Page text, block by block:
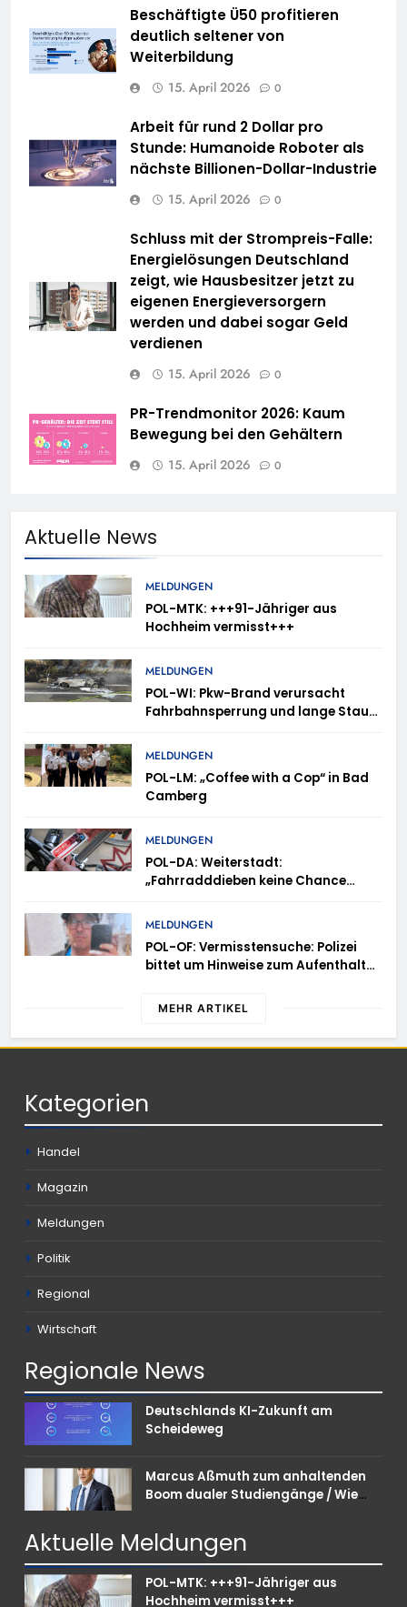
Beschäftigte Ü50 profitieren
deutlich seltener von
Weiterbildung
15. April 2026 0
Arbeit für rund 2 Dollar pro
Stunde: Humanoide Roboter als
nächste Billionen-Dollar-Industrie
15. April 2026 0
Schluss mit der Strompreis-Falle:
Energielösungen Deutschland
zeigt, wie Hausbesitzer jetzt zu
eigenen Energieversorgern
werden und dabei sogar Geld
verdienen
15. April 2026 0
PR-Trendmonitor 2026: Kaum
Bewegung bei den Gehältern
15. April 2026 0
Aktuelle News
MELDUNGEN
POL-MTK: +++91-Jähriger aus
Hochheim vermisst+++
MELDUNGEN
POL-WI: Pkw-Brand verursacht
Fahrbahnsperrung und lange Staus
MELDUNGEN
POL-LM: „Coffee with a Cop“ in Bad
Camberg
MELDUNGEN
POL-DA: Weiterstadt:
„Fahrradddieben keine Chance
Anmeldung erforderlich
MELDUNGEN
POL-OF: Vermisstensuche: Polizei
bittet um Hinweise zum Aufenthalt
MEHR ARTIKEL
Kategorien
Handel
Magazin
Meldungen
Politik
Regional
Wirtschaft
Regionale News
Deutschlands KI-Zukunft am
Scheideweg
Marcus Aßmuth zum anhaltenden
Boom dualer Studiengänge / Wie
punkten können
Aktuelle Meldungen
POL-MTK: +++91-Jähriger aus
Hochheim vermisst+++